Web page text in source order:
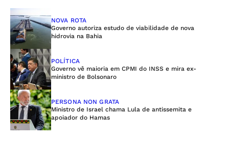
NOVA ROTA
Governo autoriza estudo de viabilidade de nova
hidrovia na Bahia
POLÍTICA
Governo vê maioria em CPMI do INSS e mira ex-
ministro de Bolsonaro
PERSONA NON GRATA
Ministro de Israel chama Lula de antissemita e
apoiador do Hamas